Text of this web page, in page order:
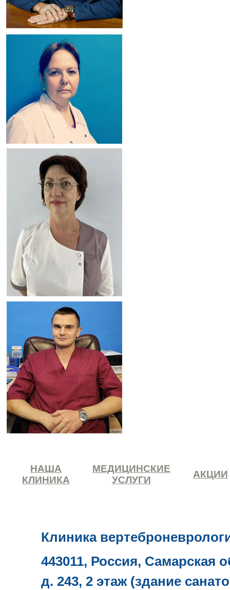
НАША
КЛИНИКА
МЕДИЦИНСКИЕ
УСЛУГИ
АКЦИИ
Клиника
443011, Россия, Самарская
д. 243, 2 этаж (здание